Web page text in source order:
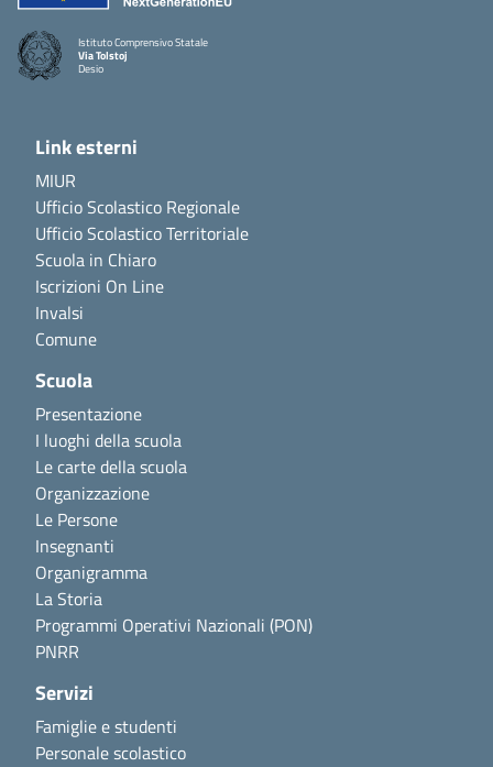
Istituto Comprensivo Statale
Via Tolstoj
Desio
Link esterni
MIUR
Ufficio Scolastico Regionale
Ufficio Scolastico Territoriale
Scuola in Chiaro
Iscrizioni On Line
Invalsi
Comune
Scuola
Presentazione
I luoghi della scuola
Le carte della scuola
Organizzazione
Le Persone
Insegnanti
Organigramma
La Storia
Programmi Operativi Nazionali (PON)
PNRR
Servizi
Famiglie e studenti
Personale scolastico